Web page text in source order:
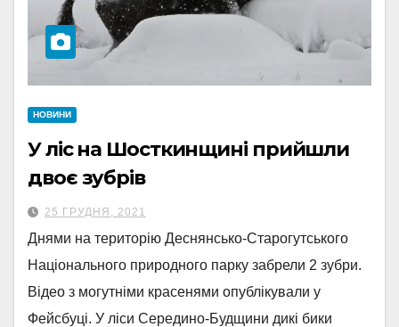
НОВИНИ
У ліс на Шосткинщині прийшли
двоє зубрів
25 ГРУДНЯ, 2021
Днями на територію Деснянсько-Старогутського
Національного природного парку забрели 2 зубри.
Відео з могутніми красенями опублікували у
Фейсбуці. У ліси Середино-Будщини дикі бики